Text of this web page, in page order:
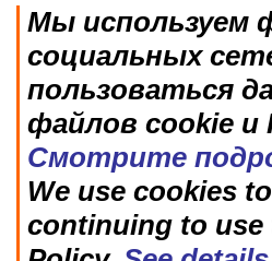
Мы используем
социальных
пользоваться
файлов cookie
Смотрите
We use cookies
continuing to use